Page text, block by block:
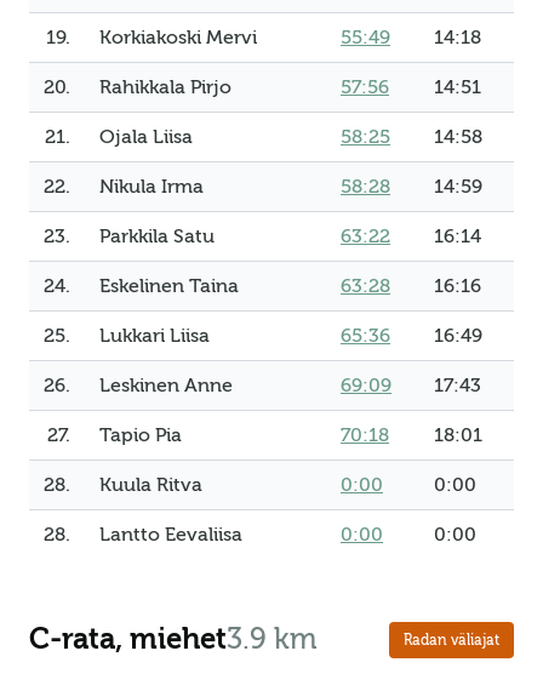
19. Korkiakoski Mervi 55:49 14:18
20. Rahikkala Pirjo 57:56 14:51
21. Ojala Liisa 58:25 14:58
22. Nikula Irma 58:28 14:59
23. Parkkila Satu 63:22 16:14
24. Eskelinen Taina 63:28 16:16
25. Lukkari Liisa 65:36 16:49
26. Leskinen Anne 69:09 17:43
27. Tapio Pia 70:18 18:01
28. Kuula Ritva 0:00 0:00
28. Lantto Eevaliisa 0:00 0:00
C-rata, miehet3.9 km Radan väliajat